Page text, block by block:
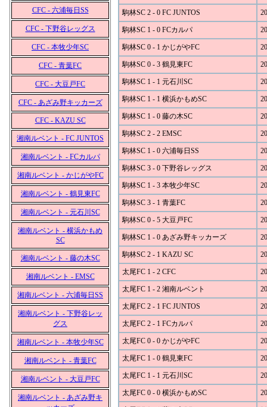
CFC - 六浦毎日SS
CFC - 下野谷レッグス
CFC - 本牧少年SC
CFC - 青葉FC
CFC - 大豆戸FC
CFC - あざみ野キッカーズ
CFC - KAZU SC
湘南ルベント - FC JUNTOS
湘南ルベント - FCカルパ
湘南ルベント - かじがやFC
湘南ルベント - 鶴見東FC
湘南ルベント - 元石川SC
湘南ルベント - 横浜かもめ
SC
湘南ルベント - 藤の木SC
湘南ルベント - EMSC
湘南ルベント - 六浦毎日SS
湘南ルベント - 下野谷レッ
グス
湘南ルベント - 本牧少年SC
湘南ルベント - 青葉FC
湘南ルベント - 大豆戸FC
湘南ルベント - あざみ野キ
駒林SC 2 - 0 FC JUNTOS
駒林SC 1 - 0 FCカルパ
駒林SC 0 - 1 かじがやFC
駒林SC 0 - 3 鶴見東FC
駒林SC 1 - 1 元石川SC
駒林SC 1 - 1 横浜かもめSC
駒林SC 1 - 0 藤の木SC
駒林SC 2 - 2 EMSC
駒林SC 1 - 0 六浦毎日SS
駒林SC 3 - 0 下野谷レッグス
駒林SC 1 - 3 本牧少年SC
駒林SC 3 - 1 青葉FC
駒林SC 0 - 5 大豆戸FC
駒林SC 1 - 0 あざみ野キッカーズ
駒林SC 2 - 1 KAZU SC
太尾FC 1 - 2 CFC
太尾FC 1 - 2 湘南ルベント
太尾FC 2 - 1 FC JUNTOS
太尾FC 2 - 1 FCカルパ
太尾FC 0 - 0 かじがやFC
太尾FC 1 - 0 鶴見東FC
太尾FC 1 - 1 元石川SC
太尾FC 0 - 0 横浜かもめSC